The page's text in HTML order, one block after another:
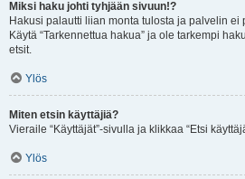
Miksi haku johti tyhjään sivuun!?
Hakusi palautti liian monta tulosta ja palvelin ei
Käytä “Tarkennettua hakua” ja ole tarkempi
etsit.
Ylös
Miten etsin käyttäjiä?
Vieraile “Käyttäjät”-sivulla ja klikkaa “Etsi
Ylös